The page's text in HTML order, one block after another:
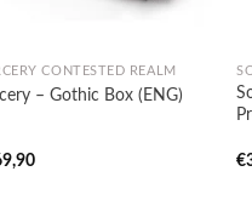
CONTESTED REALM
– Gothic Box (ENG)
€